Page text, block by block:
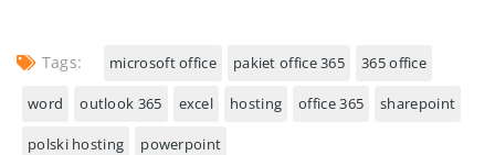
Tags: microsoft office pakiet office 365 365 office
word outlook 365 excel hosting office 365 sharepoint
polski hosting powerpoint